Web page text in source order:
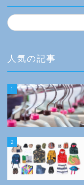
人気の記事
1
2